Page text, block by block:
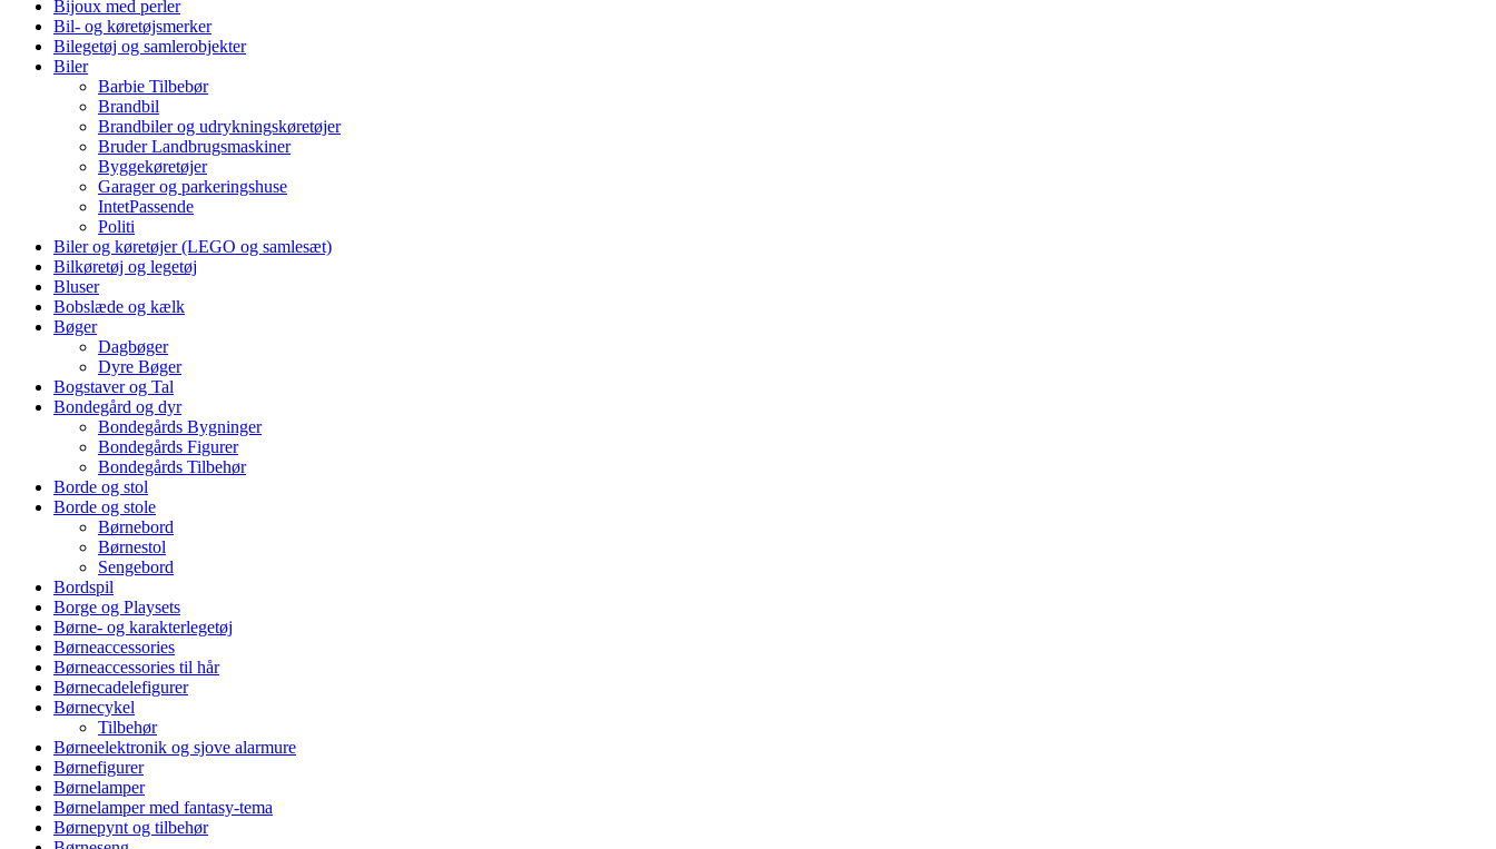
Bijoux med perler
Bil- og køretøjsmerker
Bilegetøj og samlerobjekter
Biler
Barbie Tilbebør
Brandbil
Brandbiler og udrykningskøretøjer
Bruder Landbrugsmaskiner
Byggekøretøjer
Garager og parkeringshuse
IntetPassende
Politi
Biler og køretøjer (LEGO og samlesæt)
Bilkøretøj og legetøj
Bluser
Bobslæde og kælk
Bøger
Dagbøger
Dyre Bøger
Bogstaver og Tal
Bondegård og dyr
Bondegårds Bygninger
Bondegårds Figurer
Bondegårds Tilbehør
Borde og stol
Borde og stole
Børnebord
Børnestol
Sengebord
Bordspil
Borge og Playsets
Børne- og karakterlegetøj
Børneaccessories
Børneaccessories til hår
Børnecadelefigurer
Børnecykel
Tilbehør
Børneelektronik og sjove alarmure
Børnefigurer
Børnelamper
Børnelamper med fantasy-tema
Børnepynt og tilbehør